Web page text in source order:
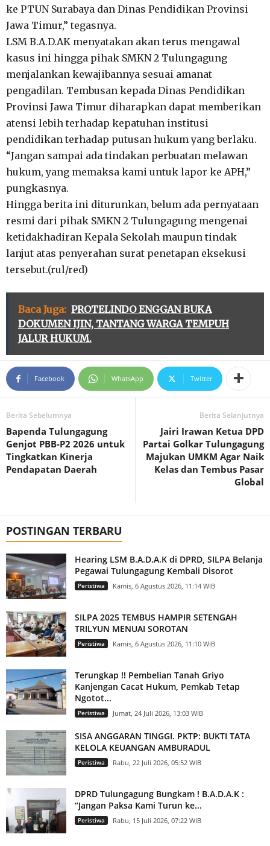
ke PTUN Surabaya dan Dinas Pendidikan Provinsi
Jawa Timur,” tegasnya.
LSM B.A.D.AK menyatakan akan terus mengawal
kasus ini hingga pihak SMKN 2 Tulungagung
menjalankan kewajibannya sesuai amanat
pengadilan. Tembusan kepada Dinas Pendidikan
Provinsi Jawa Timur diharapkan dapat memberikan
atensi lebih terhadap kepatuhan institusi
pendidikan terhadap putusan hukum yang berlaku.
“Jangan sampai ada tindakan perbuatan melawan
hukum, yang memaksa kami untuk lapor ke APH,”
pungkasnya.
Hingga berita ini diturunkan, belum ada pernyataan
resmi dari pihak SMKN 2 Tulungagung mengenai
ketidakhadiran Kepala Sekolah maupun tindak
lanjut atas penyerahan surat penetapan eksekusi
tersebut.(rul/red)
Baca Juga: PROTELINDO ENGGAN BUKA
DOKUMEN IJIN, TANTANG WARGA TEMPUH
JALUR HUKUM.
Facebook WhatsApp Twitter
Berita Sebelumnya
Bapenda Tulungagung
Genjot PBB-P2 2026 untuk
Tingkatkan Kinerja
Pendapatan Daerah
Berita Selanjutnya
Jairi Irawan Ketua DPD
Partai Golkar Tulungagung
Majukan UMKM Agar Naik
Kelas dan Tembus Pasar
Global
POSTINGAN TERBARU
Hearing LSM B.A.D.A.K di DPRD, SILPA Belanja
Pegawai Tulungagung Kembali Disorot
Peristiwa Kamis, 6 Agustus 2026, 11:14 WIB
SILPA 2025 TEMBUS HAMPIR SETENGAH
TRILYUN MENUAI SOROTAN
Peristiwa Kamis, 6 Agustus 2026, 11:10 WIB
Terungkap !! Pembelian Tanah Griyo
Kanjengan Cacat Hukum, Pemkab Tetap
Ngotot...
Peristiwa Jumat, 24 Juli 2026, 13:03 WIB
SISA ANGGARAN TINGGI. PKTP: BUKTI TATA
KELOLA KEUANGAN AMBURADUL
Peristiwa Rabu, 22 Juli 2026, 05:52 WIB
DPRD Tulungagung Bungkam ! B.A.D.A.K :
“Jangan Paksa Kami Turun ke...
Peristiwa Rabu, 15 Juli 2026, 07:22 WIB